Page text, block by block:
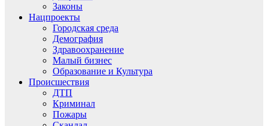
Законы
Нацпроекты
Городская среда
Демография
Здравоохранение
Малый бизнес
Образование и Культура
Происшествия
ДТП
Криминал
Пожары